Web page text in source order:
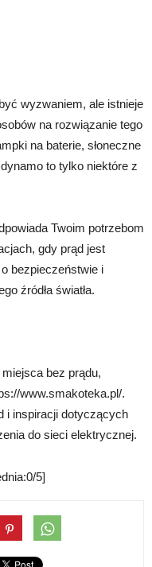
wyzwaniem, ale istnieje
na rozwiązanie tego
na baterie, słoneczne
to tylko niektóre z
Twoim potrzebom
gdy prąd jest
bezpieczeństwie i
źródła światła.
bez prądu,
www.smakoteka.pl/.
i inspiracji dotyczących
do sieci elektrycznej.
5]